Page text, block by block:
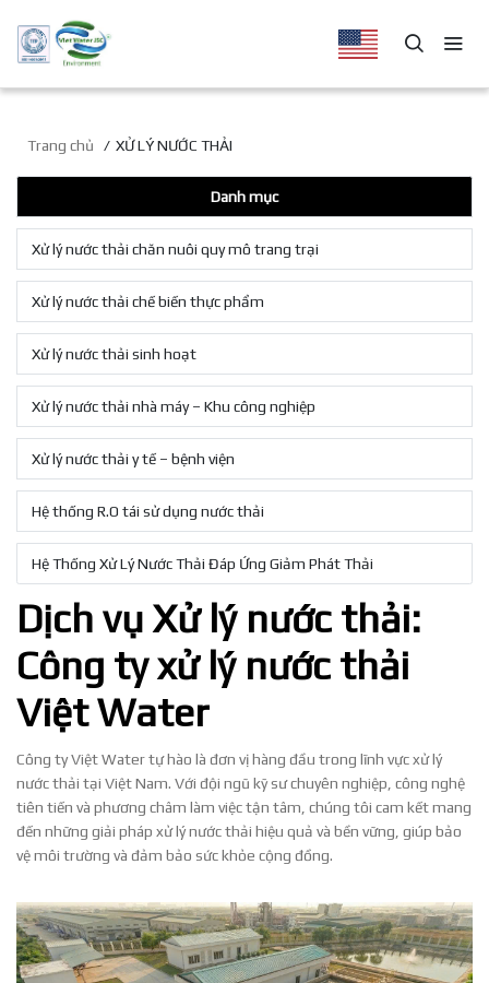
Trang chủ XỬ LÝ NƯỚC THẢI
Danh mục
Xử lý nước thải chăn nuôi quy mô trang trại
Xử lý nước thải chế biến thực phẩm
Xử lý nước thải sinh hoạt
Xử lý nước thải nhà máy – Khu công nghiệp
Xử lý nước thải y tế – bệnh viện
Hệ thống R.O tái sử dụng nước thải
Hệ Thống Xử Lý Nước Thải Đáp Ứng Giảm Phát Thải
Dịch vụ Xử lý nước thải:
Công ty xử lý nước thải
Việt Water
Công ty Việt Water tự hào là đơn vị hàng đầu trong lĩnh vực xử lý
nước thải tại Việt Nam. Với đội ngũ kỹ sư chuyên nghiệp, công nghệ
tiên tiến và phương châm làm việc tận tâm, chúng tôi cam kết mang
đến những giải pháp xử lý nước thải hiệu quả và bền vững, giúp bảo
vệ môi trường và đảm bảo sức khỏe cộng đồng.